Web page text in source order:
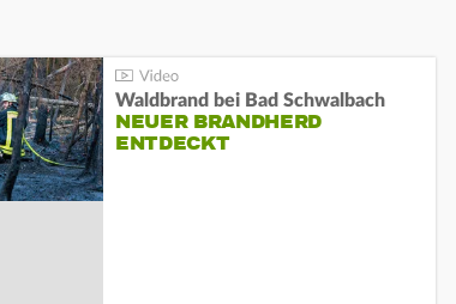
Waldbrand bei Bad Schwalbach
NEUER BRANDHERD
ENTDECKT